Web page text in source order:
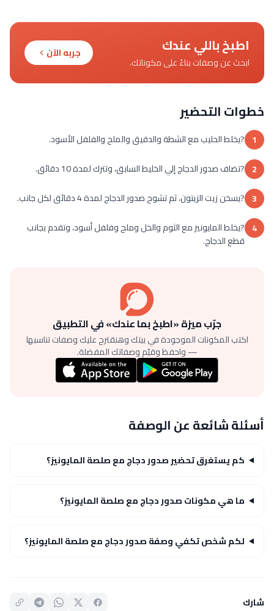
اطبخ باللي عندك
ابحث عن وصفات بناءً على مكوناتك.
جربه الآن
خطوات التحضير
1 ?يخلط الحليب مع الشطة والدقيق والملح والفلفل الأسود.
2 ?تضاف صدور الدجاج إلي الخليط السابق، وتترك لمدة 10 دقائق.
3 ?يسخن زيت الزيتون، ثم تشوح صدور الدجاج لمدة 4 دقائق لكل جانب.
4 ?يخلط المايونيز مع الثوم والخل وملح وفلفل أسود، وتقدم بجانب
قطع الدجاج.
جرّب ميزة «اطبخ بما عندك» في التطبيق
اكتب المكونات الموجودة في بيتك وهنقترح عليك وصفات تناسبها
— واحفظ وقيّم وصفاتك المفضلة.
أسئلة شائعة عن الوصفة
كم يستغرق تحضير صدور دجاج مع صلصة المايونيز؟
ما هي مكونات صدور دجاج مع صلصة المايونيز؟
لكم شخص تكفي وصفة صدور دجاج مع صلصة المايونيز؟
شارك